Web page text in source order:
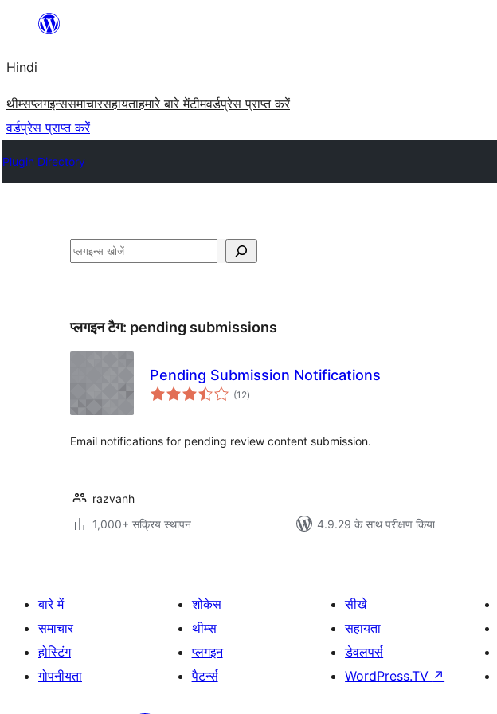
सामग्री
जाएं
Hindi
थीम्सप्लगइन्ससमाचारसहायताहमारे बारे मेंटीमवर्डप्रेस प्राप्त करें
वर्डप्रेस प्राप्त करें
Plugin Directory
खोजें
प्लगइन टैग: pending submissions
Pending Submission Notifications
(12कुल
दर)
Email notifications for pending review content submission.
razvanh
1,000+ सक्रिय स्थापन
4.9.29 के साथ परीक्षण किया
बारे में
समाचार
होस्टिंग
गोपनीयता
शोकेस
थीम्स
प्लगइन
पैटर्न्स
सीखे
सहायता
डेवलपर्स
WordPress.TV ↗